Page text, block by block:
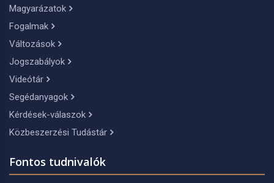
Magyarázatok
Fogalmak
Változások
Jogszabályok
Videótár
Segédanyagok
Kérdések-válaszok
Közbeszerzési Tudástár
Fontos tudnivalók